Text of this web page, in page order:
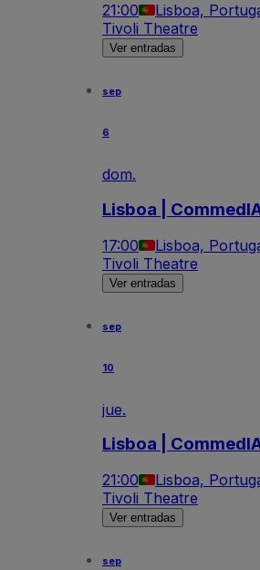
21:00 Lisboa,
Tivoli Theatre
Ver entradas
sep
6
dom.
Lisboa |
17:00 Lisboa,
Tivoli Theatre
Ver entradas
sep
10
jue.
Lisboa |
21:00 Lisboa,
Tivoli Theatre
Ver entradas
sep